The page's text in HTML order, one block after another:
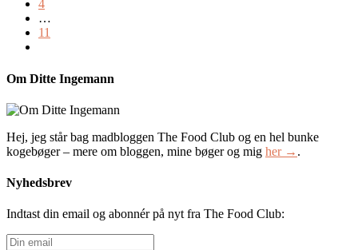
4
…
11
Om Ditte Ingemann
Hej, jeg står bag madbloggen The Food Club og en hel bunke
kogebøger – mere om bloggen, mine bøger og mig her → .
Nyhedsbrev
Indtast din email og abonnér på nyt fra The Food Club:
Din